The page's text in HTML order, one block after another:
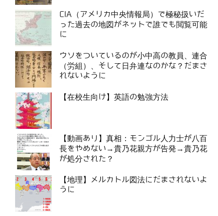
CIA（アメリカ中央情報局）で極秘扱いだ
った過去の地図がネットで誰でも閲覧可能
に
ウソをついているのが小中高の教員、連合
（労組）、そして日弁連なのかな？だまさ
れないように
【在校生向け】英語の勉強方法
【動画あり】真相：モンゴル人力士が八百
長をやめない→貴乃花親方が告発→貴乃花
が処分された？
【地理】メルカトル図法にだまされないよ
うに